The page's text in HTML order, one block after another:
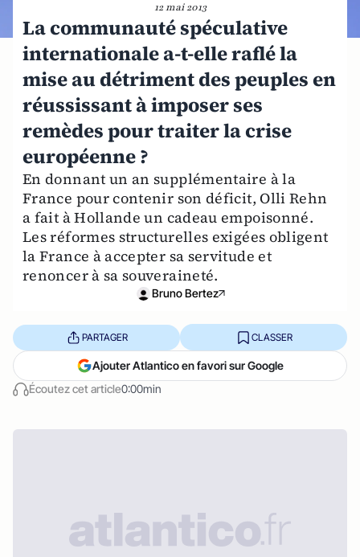
12 mai 2013
La communauté spéculative
internationale a-t-elle raflé la
mise au détriment des peuples en
réussissant à imposer ses
remèdes pour traiter la crise
européenne ?
En donnant un an supplémentaire à la
France pour contenir son déficit, Olli Rehn
a fait à Hollande un cadeau empoisonné.
Les réformes structurelles exigées obligent
la France à accepter sa servitude et
renoncer à sa souveraineté.
Bruno Bertez
Écoutez cet article0:00min
PARTAGER CLASSER
Ajouter Atlantico en favori sur Google